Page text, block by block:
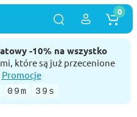
-10% na wszystko
które są już przecenione
Promocje
09m 39s
0